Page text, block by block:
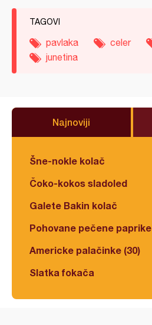
TAGOVI
pavlaka celer
junetina
Najnoviji
Šne-nokle kolač
Čoko-kokos sladoled
Galete Bakin kolač
Pohovane pečene paprike
Americke palačinke (30)
Slatka fokača